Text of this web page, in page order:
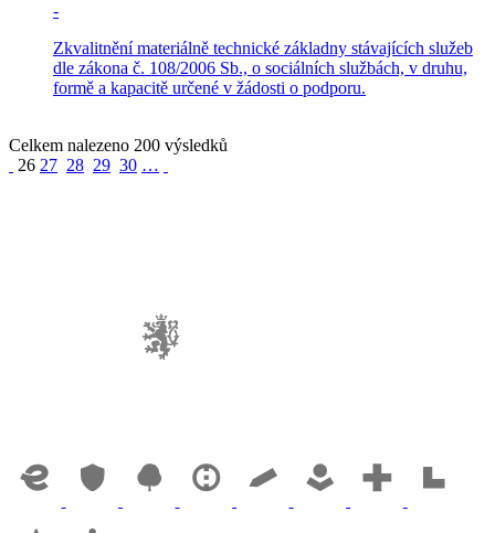
-
Zkvalitnění materiálně technické základny stávajících služeb
dle zákona č. 108/2006 Sb., o sociálních službách, v druhu,
formě a kapacitě určené v žádosti o podporu.
Celkem nalezeno 200 výsledků
26 27 28 29 30 …